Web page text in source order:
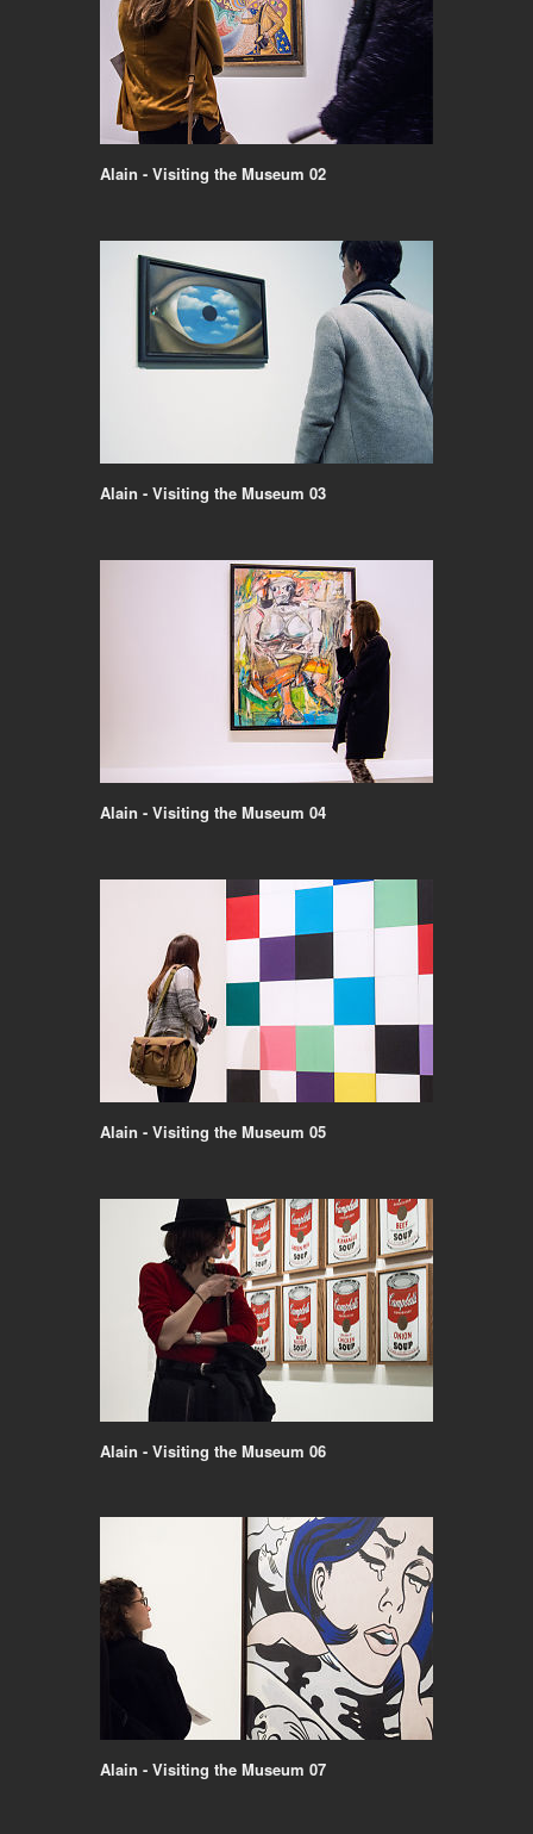
Alain - Visiting the Museum 02
Alain - Visiting the Museum 03
Alain - Visiting the Museum 04
Alain - Visiting the Museum 05
Alain - Visiting the Museum 06
Alain - Visiting the Museum 07